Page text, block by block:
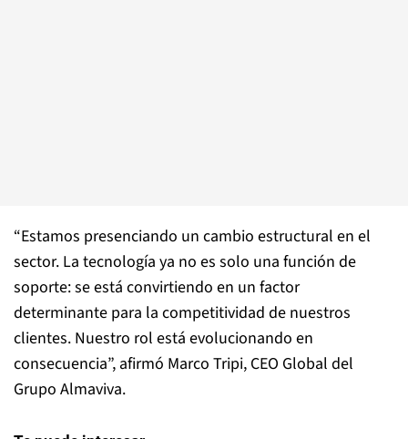
“Estamos presenciando un cambio estructural en el
sector. La tecnología ya no es solo una función de
soporte: se está convirtiendo en un factor
determinante para la competitividad de nuestros
clientes. Nuestro rol está evolucionando en
consecuencia”, afirmó Marco Tripi, CEO Global del
Grupo Almaviva.